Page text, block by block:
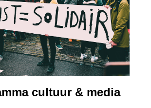
cultuur & media